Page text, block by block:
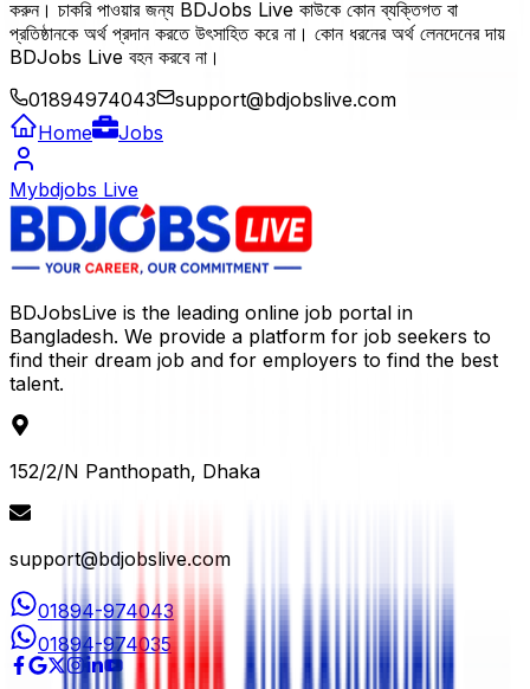
করুন। চাকরি পাওয়ার জন্য BDJobs Live কাউকে কোন ব্যক্তিগত বা
প্রতিষ্ঠানকে অর্থ প্রদান করতে উৎসাহিত করে না। কোন ধরনের অর্থ লেনদেনের দায়
BDJobs Live বহন করবে না।
01894974043
support@bdjobslive.com
Home
Jobs
Mybdjobs Live
BDJobsLive is the leading online job portal in
Bangladesh. We provide a platform for job seekers to
find their dream job and for employers to find the best
talent.
152/2/N Panthopath, Dhaka
support@bdjobslive.com
01894-974043
01894-974035